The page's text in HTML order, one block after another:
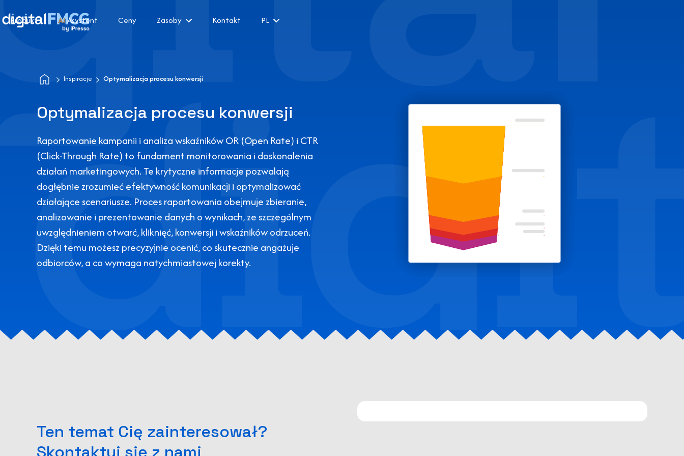
Produkt AIAsystent Ceny Zasoby Kontakt PL
Inspiracje Optymalizacja procesu konwersji
Optymalizacja procesu konwersji
Raportowanie kampanii i analiza wskaźników OR (Open Rate) i CTR
(Click-Through Rate) to fundament monitorowania i doskonalenia
działań marketingowych. Te krytyczne informacje pozwalają
dogłębnie zrozumieć efektywność komunikacji i optymalizować
działające scenariusze. Proces raportowania obejmuje zbieranie,
analizowanie i prezentowanie danych o wynikach, ze szczególnym
uwzględnieniem otwarć, kliknięć, konwersji i wskaźników odrzuceń.
Dzięki temu możesz precyzyjnie ocenić, co skutecznie angażuje
odbiorców, a co wymaga natychmiastowej korekty.
Ten temat Cię zainteresował?
Skontaktuj się z nami